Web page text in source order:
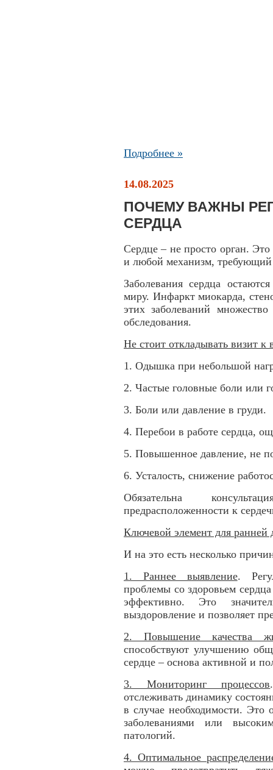
Подробнее »
14.08.2025
ПОЧЕМУ ВАЖНЫ
СЕРДЦА
Сердце – не просто орган.
и любой механизм,
Заболевания сердца
миру. Инфаркт миокарда,
этих заболеваний
обследования.
Не стоит откладывать визит к
1. Одышка при небольшой
2. Частые головные боли или
3. Боли или давление в груди.
4. Перебои в работе сердца,
5. Повышенное давление, не
6. Усталость, снижение
Обязательна
предрасположенности к
Ключевой элемент для ранней
И на это есть несколько
1. Раннее выявление.
проблемы со здоровьем
эффективно. Это
выздоровление и позволяет
2. Повышение качества
способствуют улучшению
сердце – основа активной и
3. Мониторинг процессов
отслеживать динамику
в случае необходимости.
заболеваниями или
патологий.
4. Оптимальное